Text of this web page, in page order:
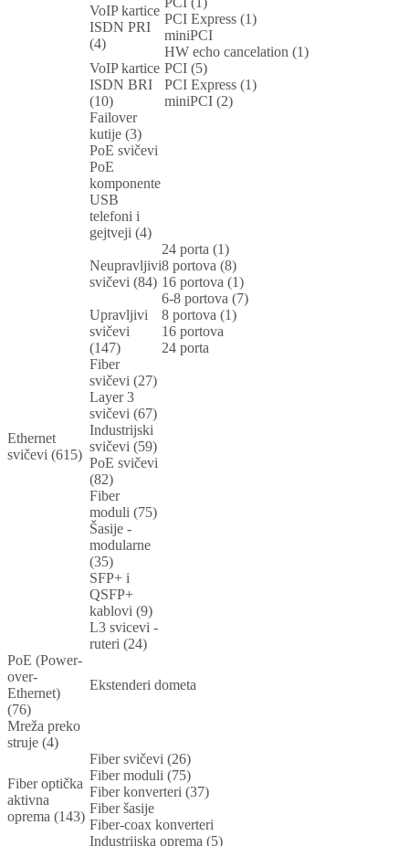
VoIP kartice
ISDN PRI
(4)
PCI Express (1)
miniPCI
HW echo cancelation (1)
VoIP kartice
ISDN BRI
(10)
PCI (5)
PCI Express (1)
miniPCI (2)
Failover
kutije (3)
PoE svičevi
PoE
komponente
USB
telefoni i
gejtveji (4)
Ethernet
svičevi (615)
Neupravljivi
svičevi (84)
24 porta (1)
8 portova (8)
16 portova (1)
6-8 portova (7)
Upravljivi
svičevi
(147)
8 portova (1)
16 portova
24 porta
Fiber
svičevi (27)
Layer 3
svičevi (67)
Industrijski
svičevi (59)
PoE svičevi
(82)
Fiber
moduli (75)
Šasije -
modularne
(35)
SFP+ i
QSFP+
kablovi (9)
L3 svicevi -
ruteri (24)
PoE (Power-
over-
Ethernet)
(76)
Ekstenderi dometa
Mreža preko
struje (4)
Fiber optička
aktivna
oprema (143)
Fiber svičevi (26)
Fiber moduli (75)
Fiber konverteri (37)
Fiber šasije
Fiber-coax konverteri
Industrijska oprema (5)